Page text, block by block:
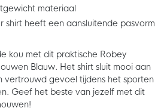
materiaal
shirt heeft een aansluitende pasvorm
kou met dit praktische Robey
Blauw. Het shirt sluit mooi aan
vertrouwd gevoel tijdens het sporten
Geef het beste van jezelf met dit